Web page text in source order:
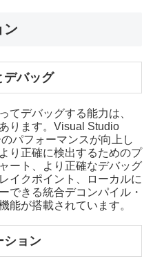
ン
デバッグ
てデバッグする能力は、
ります。Visual Studio
パフォーマンスが向上し
り正確に検出するためのプ
ート、より正確なデバッグ
イクポイント、ローカルに
できる統合デコンパイル・
能が搭載されています。
ション